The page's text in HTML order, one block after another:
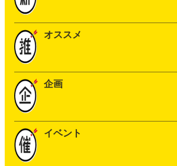
オススメ
企画
イベント